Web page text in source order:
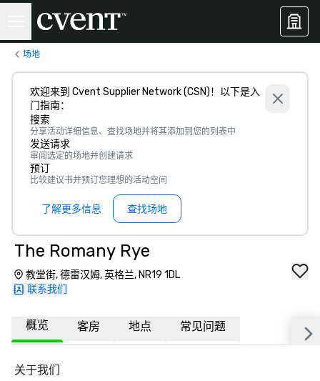
场地
欢迎来到 Cvent Supplier Network (CSN)！以下是入
门指南：
搜索
分享活动详细信息、查找场地并将其添加到您的列表中
发送请求
审阅选定的场地并创建请求
预订
比较建议书并预订您理想的活动空间
了解更多信息 查找场地
The Romany Rye
教堂街, 德雷汉姆, 英格兰, NR19 1DL
联系我们
概览 客房 地点 常见问题
关于我们